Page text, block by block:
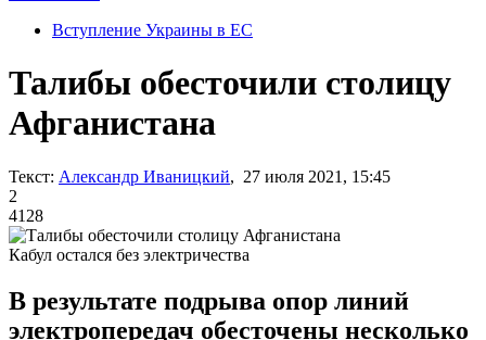
Вступление Украины в ЕС
Талибы обесточили столицу
Афганистана
Текст: Александр Иваницкий, 27 июля 2021, 15:45
2
4128
Кабул остался без электричества
В результате подрыва опор линий
электропередач обесточены несколько